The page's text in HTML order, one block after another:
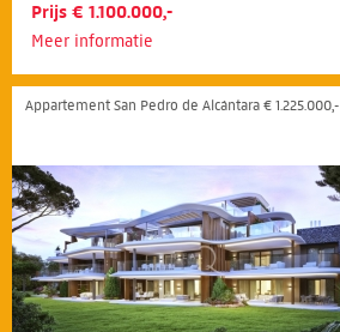
Prijs € 1.100.000,-
Meer informatie
Appartement San Pedro de Alcántara € 1.225.000,-